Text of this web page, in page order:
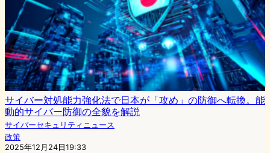
サイバー対処能力強化法で日本が「攻め」の防御へ転換。能
動的サイバー防御の全貌を解説
サイバーセキュリティニュース
政策
2025年12月24日19:33